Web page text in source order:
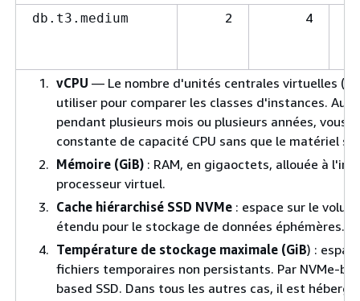
db.t3.medium 2 4
vCPU — Le nombre d'unités centrales virtuelles
utiliser pour comparer les classes d'instances. Au
pendant plusieurs mois ou plusieurs années,
constante de capacité CPU sans que le matériel
Mémoire (GiB) : RAM, en gigaoctets, allouée à
processeur virtuel.
Cache hiérarchisé SSD NVMe : espace sur le
étendu pour le stockage de données éphémères.
Température de stockage maximale (GiB) :
fichiers temporaires non persistants. Par NVMe-
based SSD. Dans tous les autres cas, il est